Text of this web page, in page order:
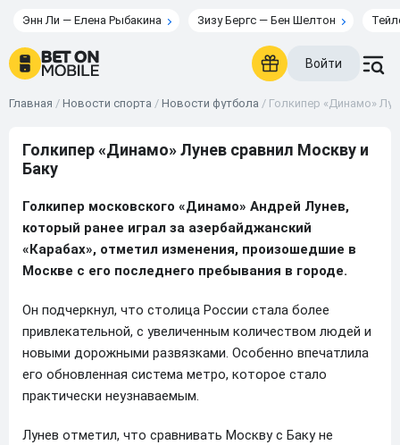
Энн Ли — Елена Рыбакина Зизу Бергс — Бен Шелтон
Войти
Главная / Новости спорта / Новости футбола / Голкипер «Динамо»
Голкипер «Динамо» Лунев сравнил Москву и
Баку
Голкипер московского «Динамо» Андрей Лунев,
который ранее играл за азербайджанский
«Карабах», отметил изменения, произошедшие в
Москве с его последнего пребывания в городе.
Он подчеркнул, что столица России стала более
привлекательной, с увеличенным количеством людей и
новыми дорожными развязками. Особенно впечатлила
его обновленная система метро, которое стало
практически неузнаваемым.
Лунев отметил, что сравнивать Москву с Баку не